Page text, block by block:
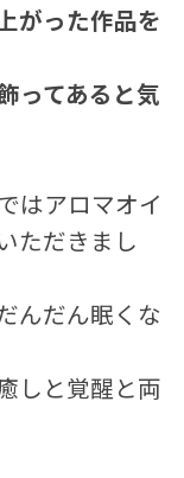
がった作品を
ってあると気
はアロマオイ
ただきまし
んだん眠くな
しと覚醒と両